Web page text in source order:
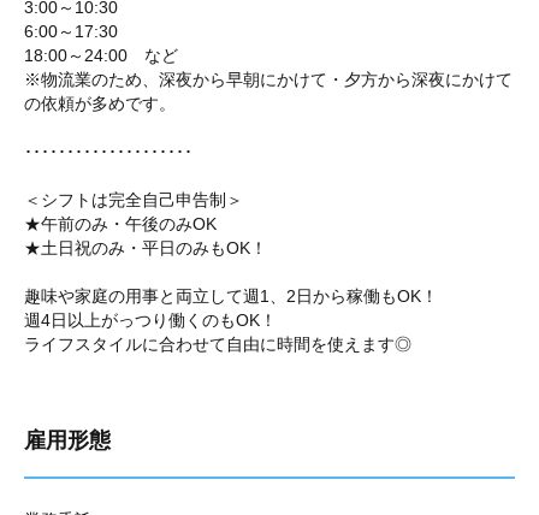
3:00～10:30
6:00～17:30
18:00～24:00 など
※物流業のため、深夜から早朝にかけて・夕方から深夜にかけて
の依頼が多めです。
････････････････････
＜シフトは完全自己申告制＞
★午前のみ・午後のみOK
★土日祝のみ・平日のみもOK！
趣味や家庭の用事と両立して週1、2日から稼働もOK！
週4日以上がっつり働くのもOK！
ライフスタイルに合わせて自由に時間を使えます◎
雇用形態